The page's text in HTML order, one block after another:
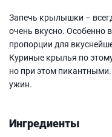
Запечь крылышки –
очень вкусно. Особенно
пропорции для
Куриные крылья по
но при этом
ужин.
Ингредиенты